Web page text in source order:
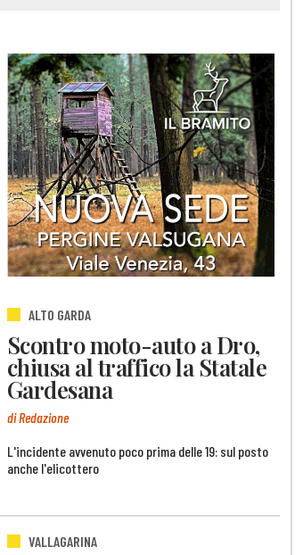
ALTO GARDA
Scontro moto-auto a Dro,
chiusa al traffico la Statale
Gardesana
di Redazione
L'incidente avvenuto poco prima delle 19: sul posto
anche l'elicottero
VALLAGARINA